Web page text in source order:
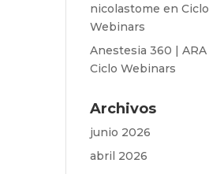
nicolastome enCiclo
Webinars
Anestesia 360 | ARA
Ciclo Webinars
Archivos
junio 2026
abril 2026